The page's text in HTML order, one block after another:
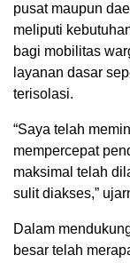
pusat maupun
meliputi
bagi mobilitas
layanan dasar
terisolasi.
“Saya telah
mempercepat
maksimal telah
sulit diakses,”
Dalam
besar telah